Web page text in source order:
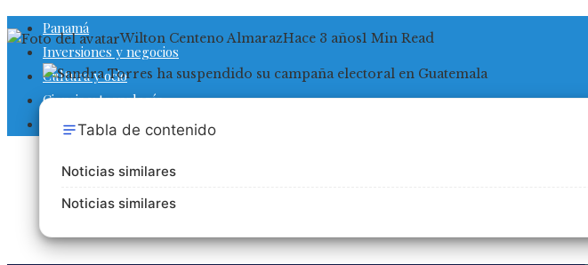
Panamá
Inversiones y negocios
Cultura y ocio
Ciencia y tecnología
Responsabilidad social
Wilton Centeno AlmarazHace 3 años1 Min Read
Tabla de contenido
Noticias similares
Noticias similares